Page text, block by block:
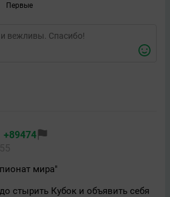
Первые
+89474
мира"
стырить Кубок и объявить себя